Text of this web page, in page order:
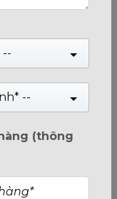
1700, 2xDDR4,
--
(thông